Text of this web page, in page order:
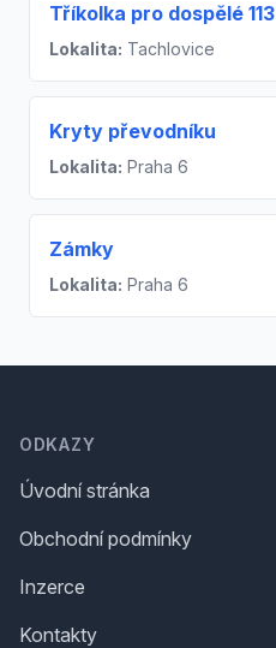
Tříkolka pro dospělé 113
Lokalita: Tachlovice
Kryty převodníku
Lokalita: Praha 6
Zámky
Lokalita: Praha 6
ODKAZY
Úvodní stránka
Obchodní podmínky
Inzerce
Kontakty